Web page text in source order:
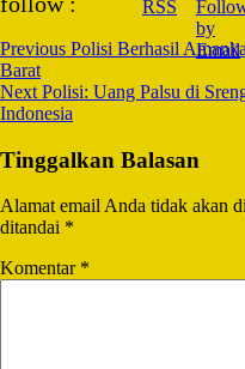
Navigation
Previous Polisi Berhasil
Barat
Next Polisi: Uang Palsu di
Indonesia
Tinggalkan Balasan
Alamat email Anda tidak akan
ditandai *
Komentar *